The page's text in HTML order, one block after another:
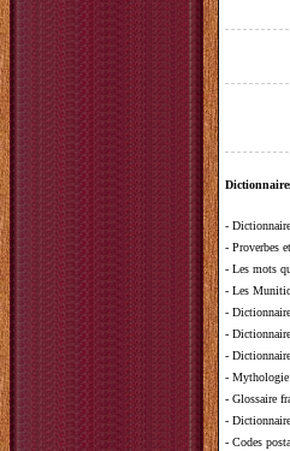
-
- Proverbes
- Les mots
- Les
-
-
-
- Mythologie
- Glossaire
-
- Codes